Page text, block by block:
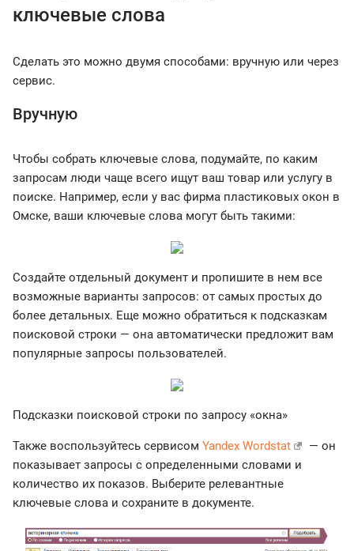
ключевые слова
Сделать это можно двумя способами: вручную или через
сервис.
Вручную
Чтобы собрать ключевые слова, подумайте, по каким
запросам люди чаще всего ищут ваш товар или услугу в
поиске. Например, если у вас фирма пластиковых окон в
Омске, ваши ключевые слова могут быть такими:
Создайте отдельный документ и пропишите в нем все
возможные варианты запросов: от самых простых до
более детальных. Еще можно обратиться к подсказкам
поисковой строки — она автоматически предложит вам
популярные запросы пользователей.
Подсказки поисковой строки по запросу «окна»
Также воспользуйтесь сервисом Yandex Wordstat
— он
показывает запросы с определенными словами и
количество их показов. Выберите релевантные
ключевые слова и сохраните в документе.